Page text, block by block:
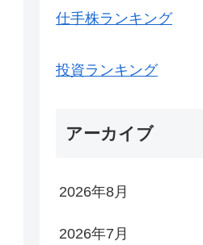
仕手株ランキング
投資ランキング
アーカイブ
2026年8月
2026年7月